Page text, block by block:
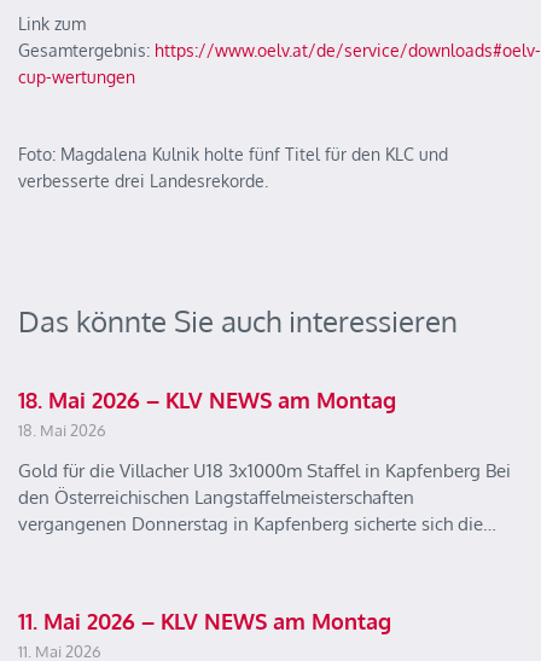
Link zum
Gesamtergebnis: https://www.oelv.at/de/service/downloads#oelv-
cup-wertungen
Foto: Magdalena Kulnik holte fünf Titel für den KLC und
verbesserte drei Landesrekorde.
Das könnte Sie auch interessieren
18. Mai 2026 – KLV NEWS am Montag
18. Mai 2026
Gold für die Villacher U18 3x1000m Staffel in Kapfenberg Bei
den Österreichischen Langstaffelmeisterschaften
vergangenen Donnerstag in Kapfenberg sicherte sich die…
11. Mai 2026 – KLV NEWS am Montag
11. Mai 2026